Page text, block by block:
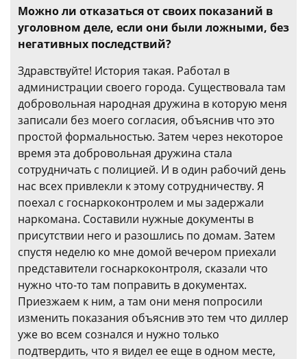
Можно ли отказаться от своих показаний в
уголовном деле, если они были ложными, без
негативных последствий?
Здравствуйте! История такая. Работал в
администрации своего города. Существовала там
добровольная народная дружина в которую меня
записали без моего согласия, объяснив что это
простой формальностью. Затем через некоторое
время эта добровольная дружина стала
сотрудничать с полицией. И в один рабочий день
нас всех привлекли к этому сотрудничеству. Я
поехал с госнаркоконтролем и мы задержали
наркомана. Составили нужные документы в
присутствии него и разошлись по домам. Затем
спустя неделю ко мне домой вечером приехали
представители госнаркоконтроля, сказали что
нужно что-то там поправить в документах.
Приезжаем к ним, а там они меня попросили
изменить показания объяснив это тем что диллер
уже во всем сознался и нужно только
подтвердить, что я видел ее еще в одном месте,